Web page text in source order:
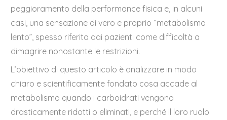
peggioramento della performance fisica e, in alcuni
casi, una sensazione di vero e proprio “metabolismo
lento”, spesso riferita dai pazienti come difficoltà a
dimagrire nonostante le restrizioni.
L’obiettivo di questo articolo è analizzare in modo
chiaro e scientificamente fondato cosa accade al
metabolismo quando i carboidrati vengono
drasticamente ridotti o eliminati, e perché il loro ruolo